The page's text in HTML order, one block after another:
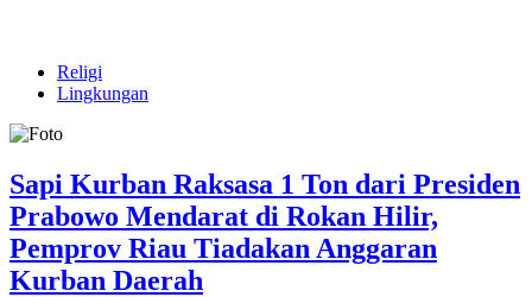
Religi
Lingkungan
Sapi Kurban Raksasa 1 Ton dari Presiden
Prabowo Mendarat di Rokan Hilir,
Pemprov Riau Tiadakan Anggaran
Kurban Daerah